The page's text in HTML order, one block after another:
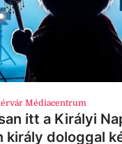
Médiacentrum
itt a Királyi
király dologgal